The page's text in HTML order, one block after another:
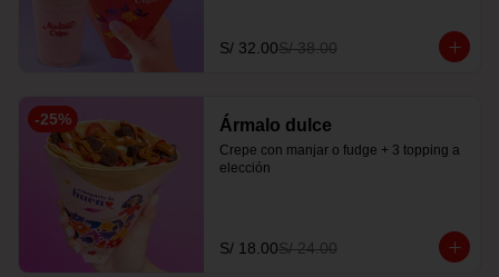
S/ 32.00S/ 38.00
-25% Ármalo dulce
Crepe con manjar o fudge + 3 topping a
elección
S/ 18.00S/ 24.00